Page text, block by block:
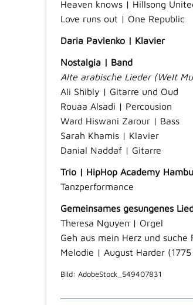
Heaven knows | Hillsong
Love runs out | One Republic
Daria Pavlenko | Klavier
Nostalgia | Band
Alte arabische Lieder (Welt
Ali Shibly | Gitarre und Oud
Rouaa Alsadi | Percousion
Ward Hiswani Zarour | Bass
Sarah Khamis | Klavier
Danial Naddaf | Gitarre
Trio | HipHop Academy
Tanzperformance
Gemeinsames gesungenes
Theresa Nguyen | Orgel
Geh aus mein Herz und suche
Melodie | August Harder
Bild: AdobeStock_549407831